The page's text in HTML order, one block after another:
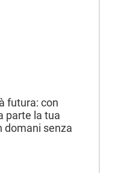
futura: con
parte la tua
domani senza